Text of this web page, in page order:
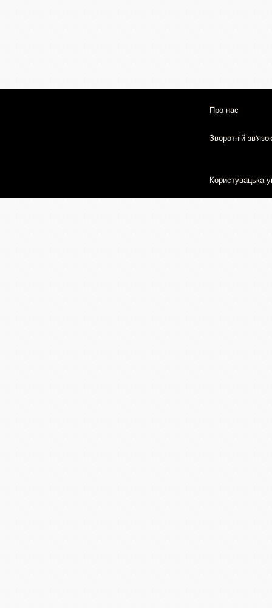
Про нас
Зворотній зв'язок
Користувацька